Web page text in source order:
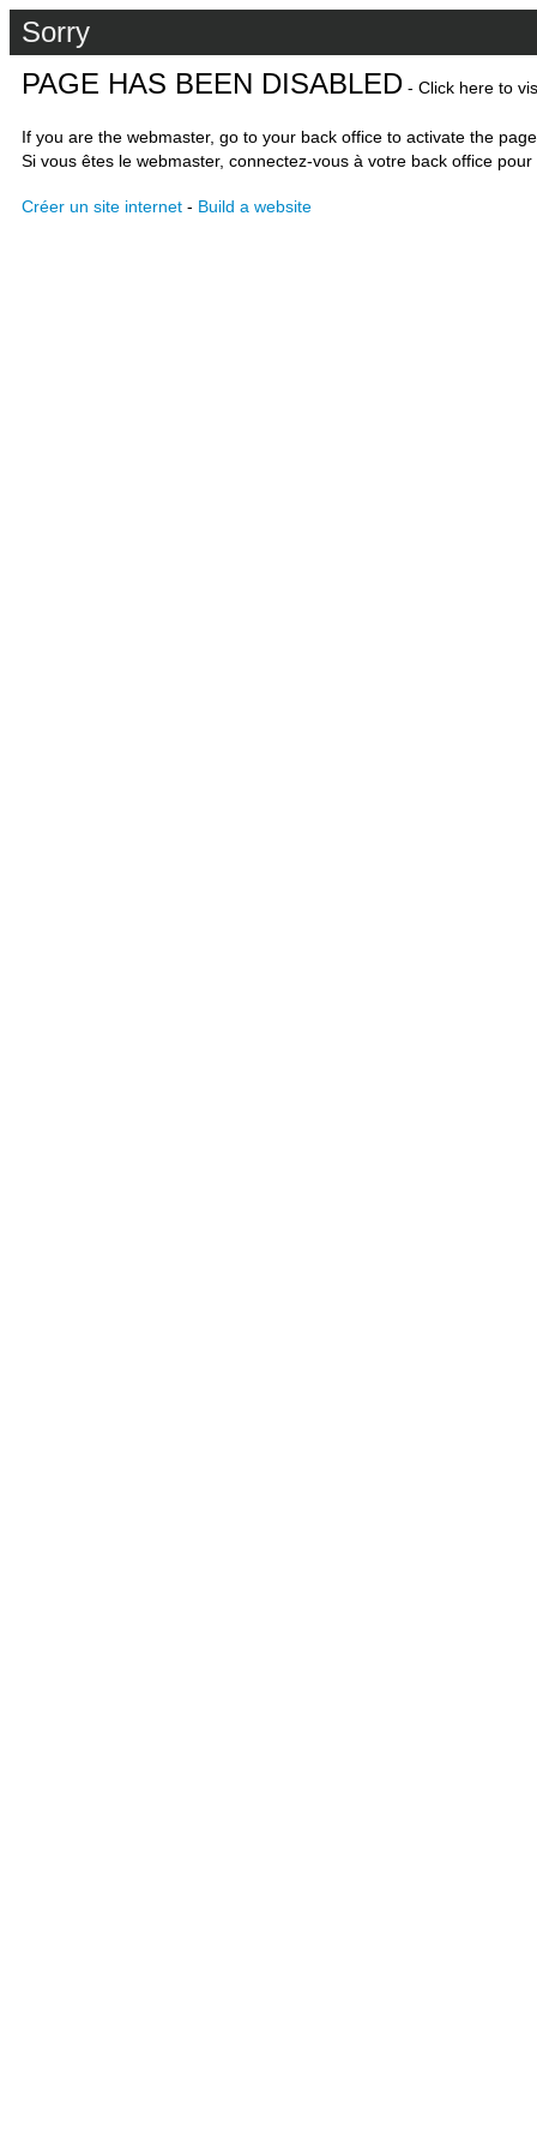
Sorry
PAGE HAS BEEN DISABLED - Click here to
If you are the webmaster, go to your back office to activate the
Si vous êtes le webmaster, connectez-vous à votre back office
Créer un site internet - Build a website